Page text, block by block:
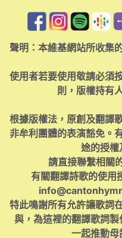
聲明：本維基網站所收集
使用者若要使用敬請必須
則，版權持有
根據版權法，原創及翻譯
非牟利團體的表演豁免。
途的授權
請直接聯繫相關
有關翻譯詩歌的使用
特此鳴謝所有允許讓歌詞
與，為這裡的翻譯歌詞
一起推動母